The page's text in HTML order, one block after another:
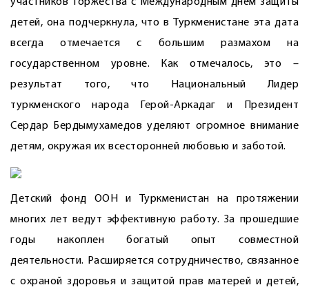
участников торжества с Международным днём защиты
детей, она подчеркнула, что в Туркменистане эта дата
всегда отмечается с большим размахом на
государственном уровне. Как отмечалось, это –
результат того, что Нацио­нальный Лидер
туркменского народа Герой-Аркадаг и Президент
Сердар Бердымухамедов уделяют огромное внимание
детям, окружая их всесторонней любовью и заботой.
Детский фонд ООН и Туркменистан на протяжении
многих лет ведут эффективную работу. За прошедшие
годы накоплен богатый опыт сов­местной
деятельности. Расширяется сотрудничество, связанное
с охраной здоровья и защитой прав матерей и детей,